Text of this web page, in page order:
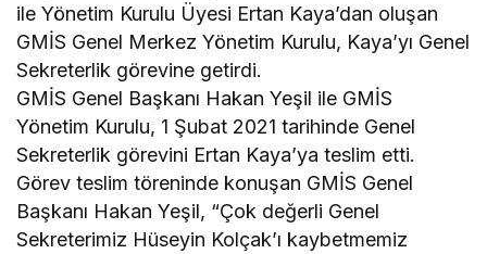
ile Yönetim Kurulu Üyesi Ertan Kaya’dan oluşan
GMİS Genel Merkez Yönetim Kurulu, Kaya’yı Genel
Sekreterlik görevine getirdi.
GMİS Genel Başkanı Hakan Yeşil ile GMİS
Yönetim Kurulu, 1 Şubat 2021 tarihinde Genel
Sekreterlik görevini Ertan Kaya’ya teslim etti.
Görev teslim töreninde konuşan GMİS Genel
Başkanı Hakan Yeşil, “Çok değerli Genel
Sekreterimiz Hüseyin Kolçak’ı kaybetmemiz